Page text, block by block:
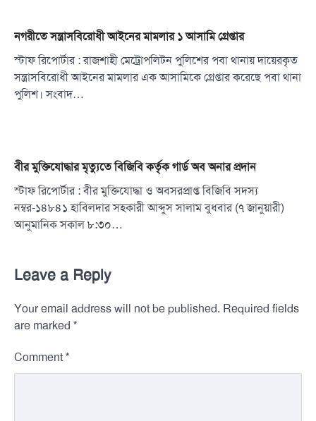
নগরীতে সন্ত্রাসবিরোধী আইনের মামলার ১ আসামি গ্রেপ্তার
স্টাফ রিপোর্টার : রাজশাহী মেট্রোপলিটন পুলিশের পবা থানায় দায়েরকৃত
সন্ত্রাসবিরোধী আইনের মামলার এক আসামিকে গ্রেপ্তার করেছে পবা থানা
পুলিশ। সংবাদ…
বীর মুক্তিযোদ্ধার মৃত্যুতে বিজিবি কর্তৃক গার্ড অব অনার প্রদান
স্টাফ রিপোর্টার : বীর মুক্তিযোদ্ধা ও অবসরপ্রাপ্ত বিজিবি সদস্য
নম্বর-১৪৮৪১ হাবিলদার সহকারী আব্দুস সালাম বুধবার (৭ জানুয়ারী)
আনুমানিক সকাল ৮:৩০…
Leave a Reply
Your email address will not be published. Required fields
are marked *
Comment *